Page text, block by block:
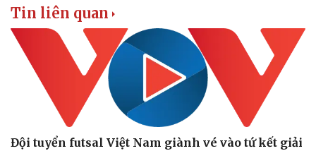
Tin liên quan
Đội tuyển futsal Việt Nam giành vé vào tứ kết giải